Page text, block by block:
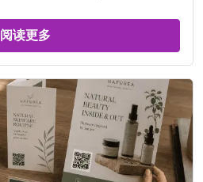
阅读更多